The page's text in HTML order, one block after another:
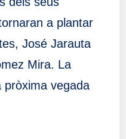
a plantar
José Jarauta
Mira. La
pròxima vegada